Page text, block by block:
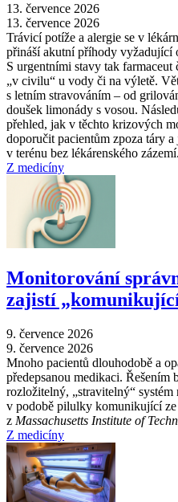
13. července 2026
13. července 2026
Trávicí potíže a alergie se v
přináší akutní příhody vyžadující
S urgentními stavy tak farmaceut
„v civilu“ u vody či na výletě.
s letním stravováním –⁠ od
doušek limonády s vosou.
přehled, jak v těchto krizových
doporučit pacientům zpoza táry
v terénu bez lékárenského zázemí.
Z medicíny
Monitorování
zajistí
9. července 2026
9. července 2026
Mnoho pacientů dlouhodobě a
předepsanou medikaci.
rozložitelný, „stravitelný“
v podobě pilulky komunikující
z Massachusetts Institute of
Z medicíny